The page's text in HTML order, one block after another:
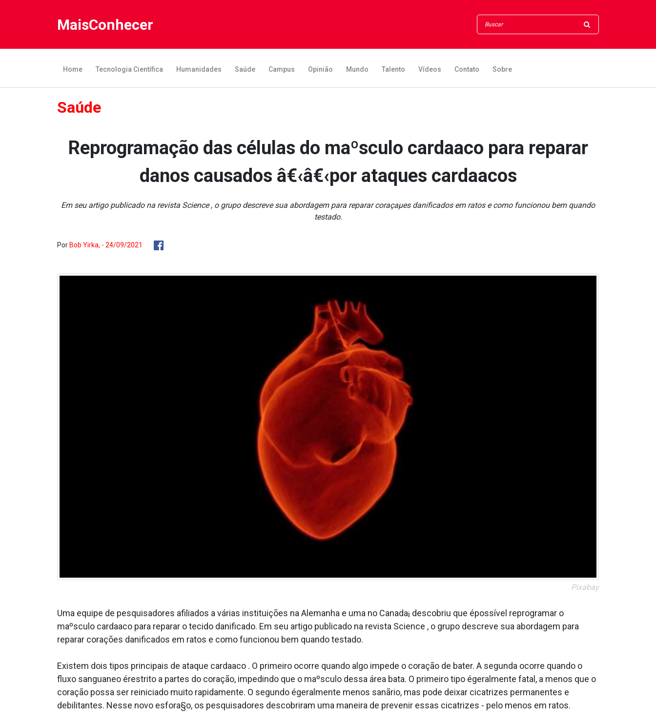
MaisConhecer
Home Tecnologia Científica Humanidades Saúde Campus Opinião Mundo Talento Vídeos Contato Sobre
Saúde
Reprogramação das células do maºsculo carda­aco para reparar
danos causados â€‹â€‹por ataques carda­acos
Em seu artigo publicado na revista Science , o grupo descreve sua abordagem para reparar coraçaµes danificados em ratos e como funcionou bem quando
testado.
Por Bob Yirka, - 24/09/2021
Pixabay
Uma equipe de pesquisadores afiliados a várias instituições na Alemanha e uma no Canada¡ descobriu que épossí­vel reprogramar o
maºsculo carda­aco para reparar o tecido danificado. Em seu artigo publicado na revista Science , o grupo descreve sua abordagem para
reparar corações danificados em ratos e como funcionou bem quando testado.
Existem dois tipos principais de ataque carda­aco . O primeiro ocorre quando algo impede o coração de bater. A segunda ocorre quando o
fluxo sangua­neo érestrito a partes do coração, impedindo que o maºsculo dessa área bata. O primeiro tipo égeralmente fatal, a menos que o
coração possa ser reiniciado muito rapidamente. O segundo égeralmente menos sanãrio, mas pode deixar cicatrizes permanentes e
debilitantes. Nesse novo esfora§o, os pesquisadores descobriram uma maneira de prevenir essas cicatrizes - pelo menos em ratos.